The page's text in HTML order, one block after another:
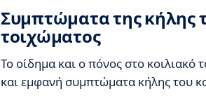
Συμπτώματα της κήλης
τοιχώματος
Το οίδημα και ο πόνος στο κοιλιακό
και εμφανή συμπτώματα κήλης του